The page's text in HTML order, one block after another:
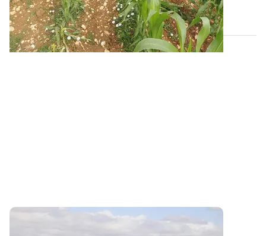
16 AVR. 2015
Les Rendez-vous du désherbage - Maïs